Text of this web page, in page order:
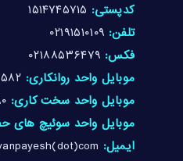
کدپستی: ۱۵۱۴۷۴۵۷۱۵
تلفن: ۰۲۱۹۱۵۱۰۱۰۹
فکس: ۰۲۱۸۸۵۳۶۴۷۹
موبایل واحد روانکاری:
موبایل واحد سخت کاری:
موبایل واحد سوئیچ های
ایمیل: